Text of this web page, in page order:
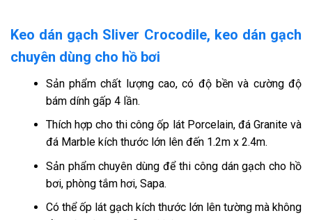
Keo dán gạch Sliver Crocodile, keo dán gạch
chuyên dùng cho hồ bơi
Sản phẩm chất lượng cao, có độ bền và cường độ
bám dính gấp 4 lần.
Thích hợp cho thi công ốp lát Porcelain, đá Granite và
đá Marble kích thước lớn lên đến 1.2m x 2.4m.
Sản phẩm chuyên dùng để thi công dán gạch cho hồ
bơi, phòng tắm hơi, Sapa.
Có thể ốp lát gạch kích thước lớn lên tường mà không